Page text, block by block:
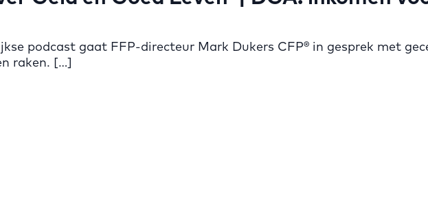
podcast gaat FFP-directeur Mark Dukers CFP® in gesprek met
raken. […]